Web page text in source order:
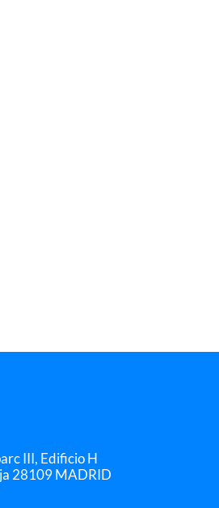
III, Edificio H
28109 MADRID